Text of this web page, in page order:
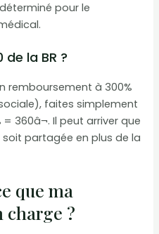
pour le
la BR ?
remboursement à 300%
faites simplement
= 360â¬. Il peut arriver que
partagée en plus de la
que ma
charge ?